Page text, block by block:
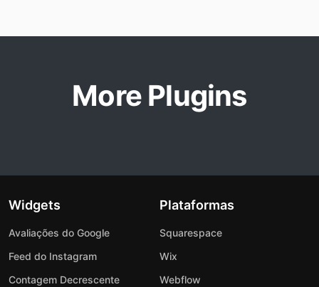
More Plugins
Widgets
Avaliações do Google
Feed do Instagram
Contagem Decrescente
Plataformas
Squarespace
Wix
Webflow